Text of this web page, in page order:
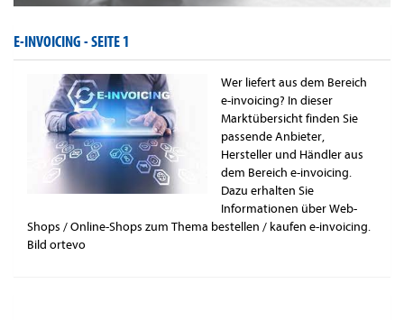
E-INVOICING -SEITE 1
Wer liefert aus dem Bereich
e-invoicing? In dieser
Marktübersicht finden Sie
passende Anbieter,
Hersteller und Händler aus
dem Bereich e-invoicing.
Dazu erhalten Sie
Informationen über Web-
Shops / Online-Shops zum Thema bestellen / kaufen e-invoicing.
Bild ortevo